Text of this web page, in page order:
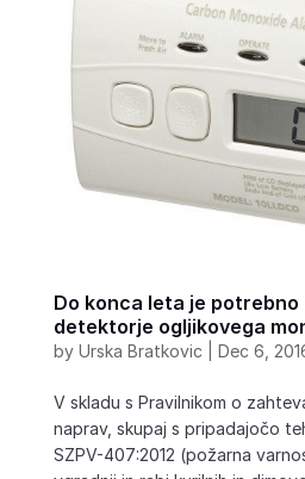
Do konca leta je
detektorje ogljikovega
by Urska Bratkovic Dec 6,
V skladu s Pravilnikom o
naprav, skupaj s pripadajočo
SZPV-407:2012 (požarna